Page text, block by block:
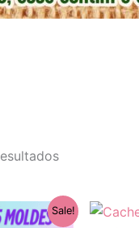
Sale!